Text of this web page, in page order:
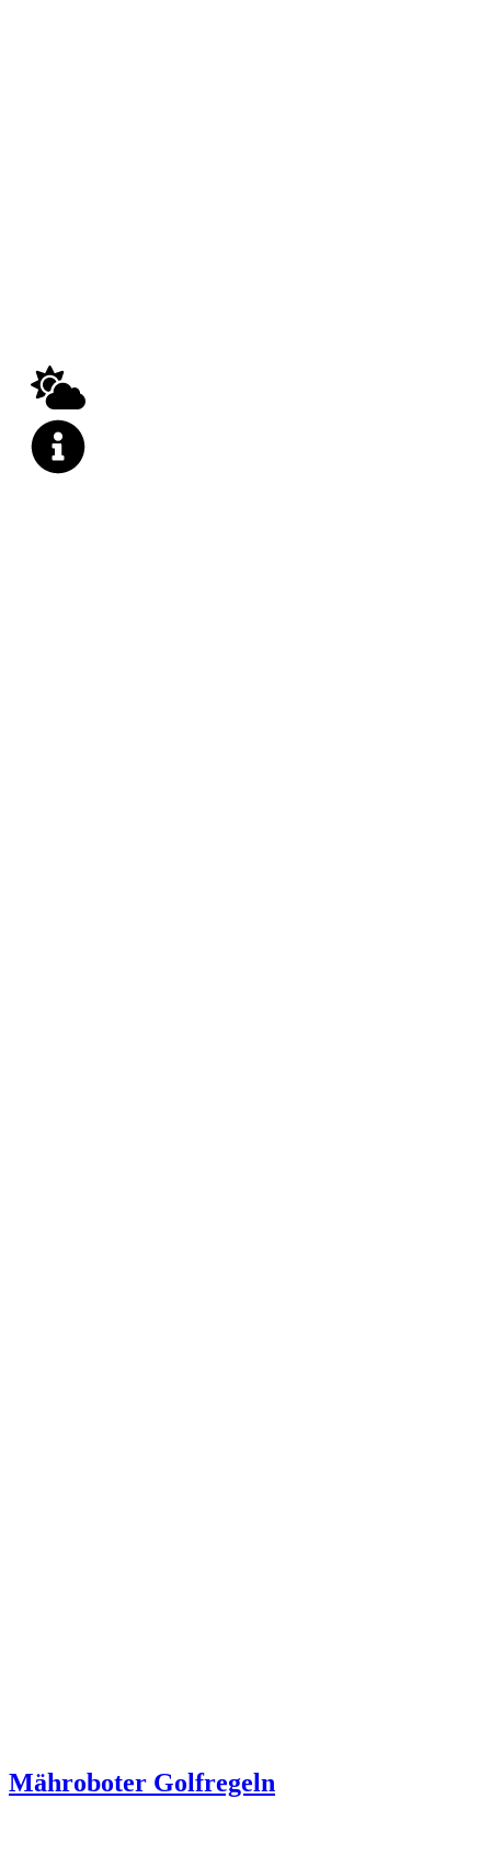
Mähroboter Golfregeln